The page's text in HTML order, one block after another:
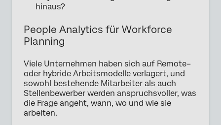
hinaus?
People Analytics für Workforce
Planning
Viele Unternehmen haben sich auf Remote–
oder hybride Arbeitsmodelle verlagert, und
sowohl bestehende Mitarbeiter als auch
Stellenbewerber werden anspruchsvoller, was
die Frage angeht, wann, wo und wie sie
arbeiten.